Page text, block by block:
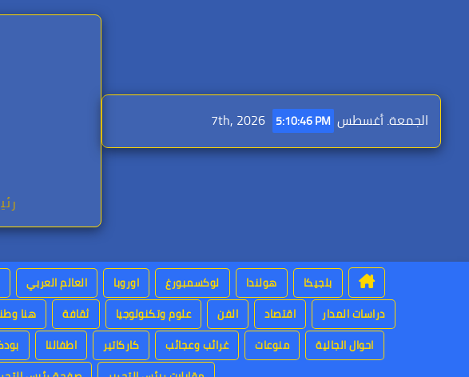
الجمعة. أغسطس 7th, 2026 5:10:47 PM
بلجيكا هولندا لوكسمبورغ اوروبا العالم العربي
دراسات المدار
اقتصاد الفن علوم وتكنولوجيا ثقافة هنا
احوال الجالية
منوعات غرائب وعجائب كاركاتير اطفالنا